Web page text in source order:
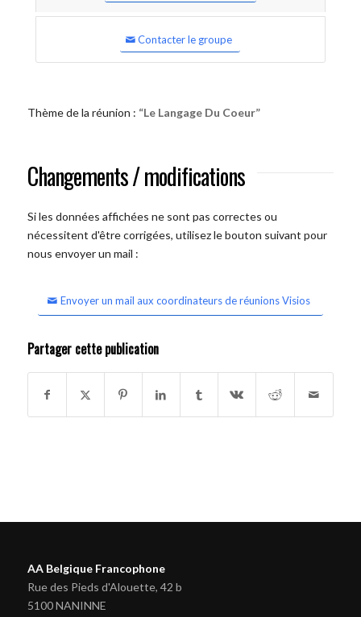
Contacter le groupe
Thème de la réunion : “Le Langage Du Coeur”
Changements / modifications
Si les données affichées ne sont pas correctes ou
nécessitent d'être corrigées, utilisez le bouton suivant pour
nous envoyer un mail :
Envoyer un mail aux coordinateurs de réunions Visios
Partager cette publication
AA Belgique Francophone
Rue des Pieds d'Alouette, 42 b
5100 NANINNE